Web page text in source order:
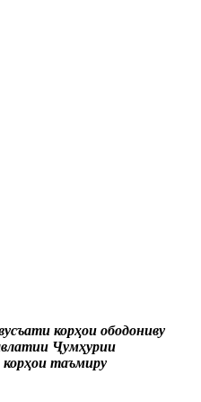
корҳои ободониву
Ҷумҳурии
таъмиру